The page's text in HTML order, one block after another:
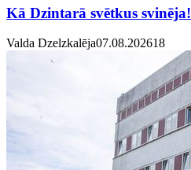
Kā Dzintarā svētkus svinēja!
Valda Dzelzkalēja07.08.202618